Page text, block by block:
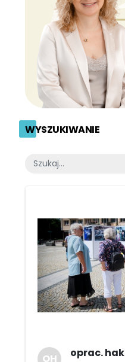
WYSZUKIWANIE
OH oprac. hak